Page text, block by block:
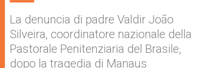
La denuncia di padre Valdir João
Silveira, coordinatore nazionale della
Pastorale Penitenziaria del Brasile,
dopo la tragedia di Manaus